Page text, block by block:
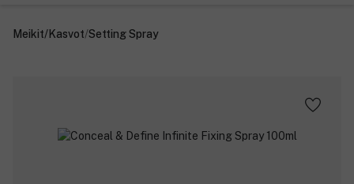
Meikit/Kasvot/Setting Spray